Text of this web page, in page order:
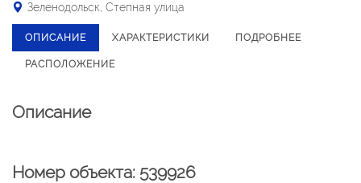
Зеленодольск, Степная улица
ОПИСАНИЕ ХАРАКТЕРИСТИКИ ПОДРОБНЕЕ
РАСПОЛОЖЕНИЕ
Описание
Номер объекта: 539926